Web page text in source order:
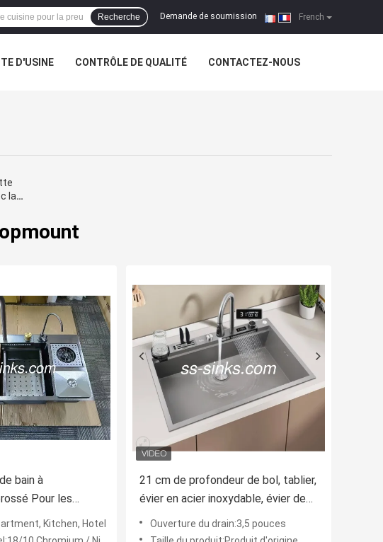
French
Demande de soumission |
Recherche
D'USINE CONTRÔLE DE QUALITÉ CONTACTEZ-NOUS
la
bain à
Pour les
bains Forme de
Kitchen, Hotel
21 cm de profondeur de bol, tablier,
évier en acier inoxydable, évier de
cuisine, ouverture de drain de 3,5
pouces.
Ouverture du drain:3,5 pouces